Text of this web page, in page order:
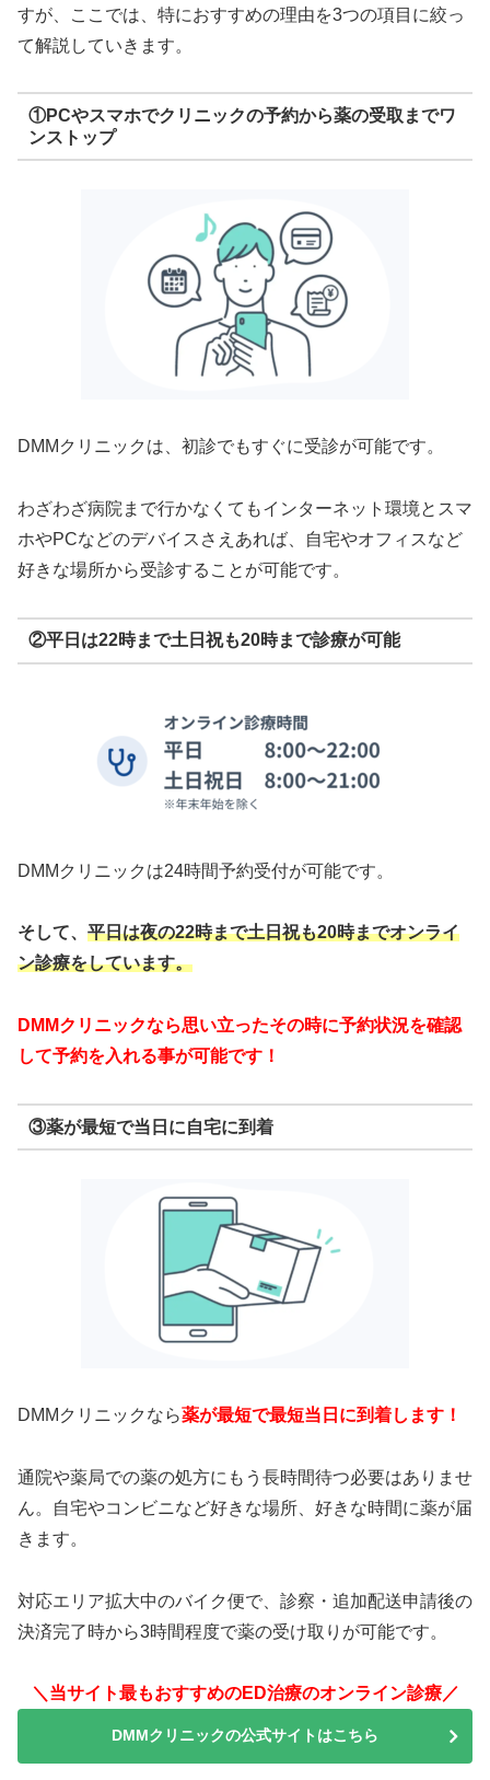
すが、ここでは、特におすすめの理由を3つの項目に絞っ
て解説していきます。
①PCやスマホでクリニックの予約から薬の受取までワ
ンストップ
DMMクリニックは、初診でもすぐに受診が可能です。
わざわざ病院まで行かなくてもインターネット環境とスマ
ホやPCなどのデバイスさえあれば、自宅やオフィスなど
好きな場所から受診することが可能です。
②平日は22時まで土日祝も20時まで診療が可能
DMMクリニックは24時間予約受付が可能です。
そして、 平日は夜の22時まで土日祝も20時までオンライ
ン診療をしています。
DMMクリニックなら思い立ったその時に予約状況を確認
して予約を入れる事が可能です！
③薬が最短で当日に自宅に到着
DMMクリニックなら薬が最短で最短当日に到着します！
通院や薬局での薬の処方にもう長時間待つ必要はありませ
ん。自宅やコンビニなど好きな場所、好きな時間に薬が届
きます。
対応エリア拡大中のバイク便で、診察・追加配送申請後の
決済完了時から3時間程度で薬の受け取りが可能です。
＼当サイト最もおすすめのED治療のオンライン診療／
DMMクリニックの公式サイトはこちら